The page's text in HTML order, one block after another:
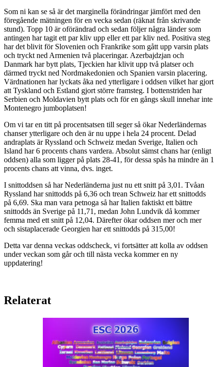
Som ni kan se så är det marginella förändringar jämfört med den
föregående mätningen för en vecka sedan (räknat från skrivande
stund). Topp 10 är oförändrad och sedan följer några länder som
antingen har tagit ett par kliv upp eller ett par kliv ned. Positiva steg
har det blivit för Slovenien och Frankrike som gått upp varsin plats
och tryckt ned Armenien två placeringar. Azerbajdzjan och
Danmark har bytt plats, Tjeckien har klivit upp två platser och
därmed tryckt ned Nordmakedonien och Spanien varsin placering.
Värdnationen har lyckats åka ned ytterligare i oddsen vilket har gjort
att Tyskland och Estland gjort större framsteg. I bottenstriden har
Serbien och Moldavien bytt plats och för en gångs skull innehar inte
Montenegro jumboplatsen!
Om vi tar en titt på procentsatsen till seger så ökar Nederländernas
chanser ytterligare och den är nu uppe i hela 24 procent. Delad
andraplats är Ryssland och Schweiz medan Sverige, Italien och
Island har 6 procents chans vardera. Absolut sämst chans har (enligt
oddsen) alla som ligger på plats 28-41, för dessa spås ha mindre än 1
procents chans att vinna, dvs. inget.
I snittoddsen så har Nederländerna just nu ett snitt på 3,01. Tvåan
Ryssland har snittodds på 6,36 och trean Schweiz har ett snittodds
på 6,69. Ska man vara petnoga så har Italien faktiskt ett bättre
snittodds än Sverige på 11,71, medan John Lundvik då kommer
femma med ett snitt på 12,04. Därefter ökar oddsen mer och mer
och sistaplacerade Georgien har ett snittodds på 315,00!
Detta var denna veckas oddscheck, vi fortsätter att kolla av oddsen
under veckan som går och till nästa vecka kommer en ny
uppdatering!
Relaterat